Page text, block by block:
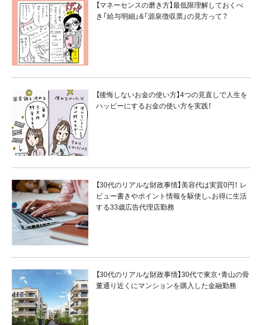
【マネーセンスの磨き方】最低限理解しておくべ
き「給与明細」&「源泉徴収票」の見方って？
【後悔しないお金の使い方】4つの見直しで人生を
ハッピーにするお金の使い方を実践！
【30代のリアルな財政事情】美容代は実質0円！ レ
ビュー書きやポイント情報を駆使し、お得に生活
する33歳広告代理店勤務
【30代のリアルな財政事情】30代で東京・青山の骨
董通り近くにマンションを購入した金融勤務